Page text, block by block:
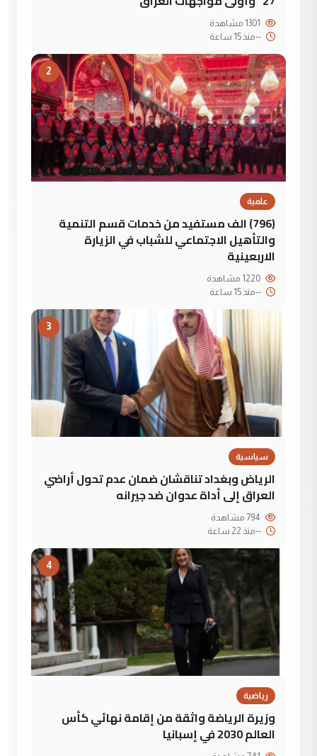
--منذ 15 ساعة
2
علمية
(796) الف مستفيد من خدمات قسم التنمية
والتأهيل الاجتماعي للشباب في الزيارة
الاربعينية
--منذ 15 ساعة
3
سياسية
الرياض وبغداد تناقشان ضمان عدم تحول أراضي
العراق إلى أداة عدوان ضد جيرانه
--منذ 22 ساعة
4
رياضية
وزيرة الرياضة واثقة من إقامة نهائي كأس
العالم 2030 في إسبانيا